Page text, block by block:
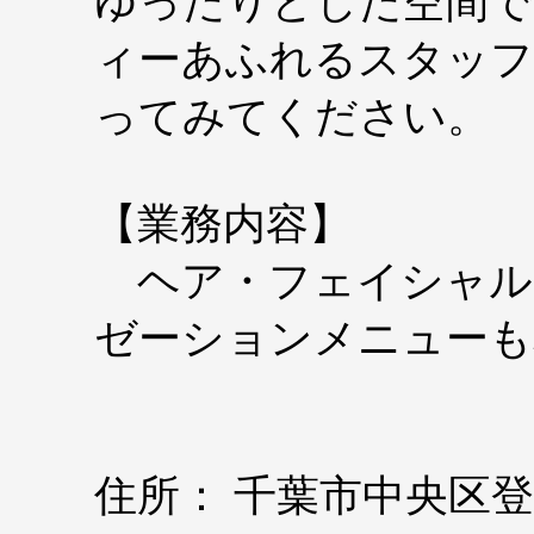
ィーあふれるスタッ
ってみてください。
【業務内容】
ヘア・フェイシャ
ゼーションメニュー
住所： 千葉市中央区